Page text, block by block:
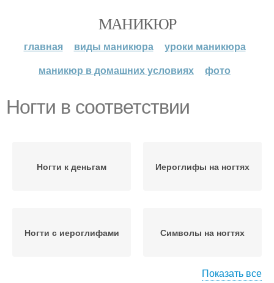
МАНИКЮР
главная виды маникюра
уроки маникюра
маникюр в домашних условиях
фото
Ногти в соответствии
Ногти к деньгам Иероглифы на ногтях
Ногти с иероглифами Символы на ногтях
Показать все